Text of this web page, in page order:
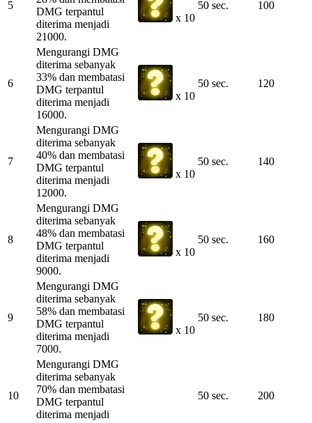
5
DMG terpantul
diterima menjadi
21000.
x 10
50 sec. 100
6
Mengurangi DMG
diterima sebanyak
33% dan membatasi
DMG terpantul
diterima menjadi
16000.
x 10
50 sec. 120
7
Mengurangi DMG
diterima sebanyak
40% dan membatasi
DMG terpantul
diterima menjadi
12000.
x 10
50 sec. 140
8
Mengurangi DMG
diterima sebanyak
48% dan membatasi
DMG terpantul
diterima menjadi
9000.
x 10
50 sec. 160
9
Mengurangi DMG
diterima sebanyak
58% dan membatasi
DMG terpantul
diterima menjadi
7000.
x 10
50 sec. 180
10
Mengurangi DMG
diterima sebanyak
70% dan membatasi
DMG terpantul
diterima menjadi
50 sec. 200